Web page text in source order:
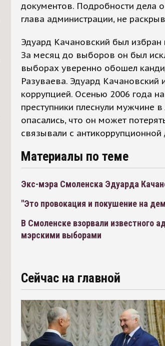
документов. Подробности дела
глава администрации, не
Эдуард Качановский был избран
За месяц до выборов он был
выборах уверенно обошел
Разуваева. Эдуард Качановский
коррупцией. Осенью 2006 года
преступники плеснули мужчине
опасались, что он может
связывали с
Материалы по теме
Экс-мэра Смоленска Эдуарда
"Это провокация и покушение на
В Смоленске взорвали известного
мэрскими выборами
Сейчас на главной